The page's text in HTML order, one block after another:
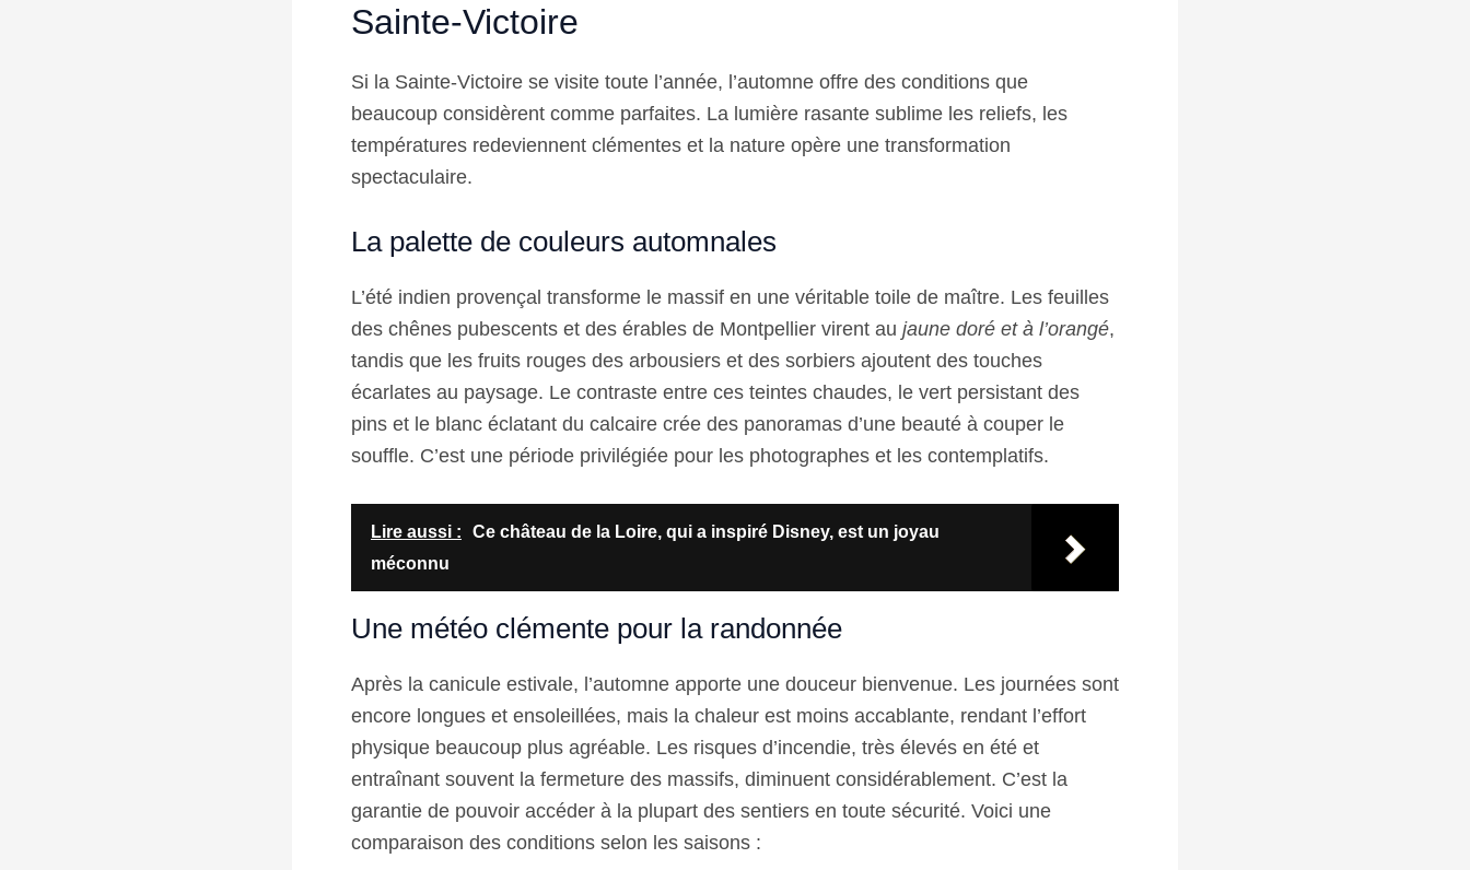
Sainte-Victoire
Si la Sainte-Victoire se visite toute l’année, l’automne offre des conditions que
beaucoup considèrent comme parfaites. La lumière rasante sublime les reliefs, les
températures redeviennent clémentes et la nature opère une transformation
spectaculaire.
La palette de couleurs automnales
L’été indien provençal transforme le massif en une véritable toile de maître. Les feuilles
des chênes pubescents et des érables de Montpellier virent au jaune doré et à l’orangé,
tandis que les fruits rouges des arbousiers et des sorbiers ajoutent des touches
écarlates au paysage. Le contraste entre ces teintes chaudes, le vert persistant des
pins et le blanc éclatant du calcaire crée des panoramas d’une beauté à couper le
souffle. C’est une période privilégiée pour les photographes et les contemplatifs.
Lire aussi :
Ce château de la Loire, qui a inspiré Disney, est un joyau
méconnu
Une météo clémente pour la randonnée
Après la canicule estivale, l’automne apporte une douceur bienvenue. Les journées sont
encore longues et ensoleillées, mais la chaleur est moins accablante, rendant l’effort
physique beaucoup plus agréable. Les risques d’incendie, très élevés en été et
entraînant souvent la fermeture des massifs, diminuent considérablement. C’est la
garantie de pouvoir accéder à la plupart des sentiers en toute sécurité. Voici une
comparaison des conditions selon les saisons :